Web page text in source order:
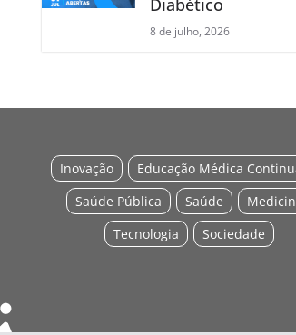
Diabético
8 de julho, 2026
Educação Médica
Inovação
Saúde
Saúde Pública
Sociedade
Tecnologia